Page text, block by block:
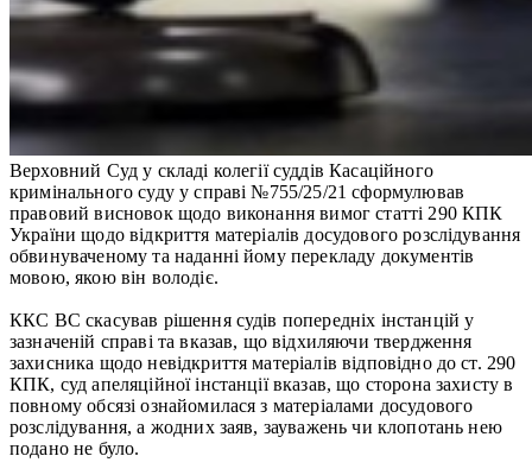
Верховний Суд у складі колегії суддів Касаційного
кримінального суду у справі №755/25/21 сформулював
правовий висновок щодо виконання вимог статті 290 КПК
України щодо відкриття матеріалів досудового розслідування
обвинуваченому та наданні йому перекладу документів
мовою, якою він володіє.
ККС ВС скасував рішення судів попередніх інстанцій у
зазначеній справі та вказав, що відхиляючи твердження
захисника щодо невідкриття матеріалів відповідно до ст. 290
КПК, суд апеляційної інстанції вказав, що сторона захисту в
повному обсязі ознайомилася з матеріалами досудового
розслідування, а жодних заяв, зауважень чи клопотань нею
подано не було.